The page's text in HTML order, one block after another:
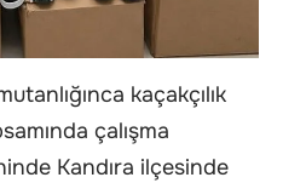
kaçakçılık
çalışma
Kandıra ilçesinde